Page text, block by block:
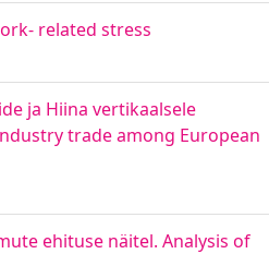
related stress
ja Hiina vertikaalsele
trade among European
ehituse näitel. Analysis of